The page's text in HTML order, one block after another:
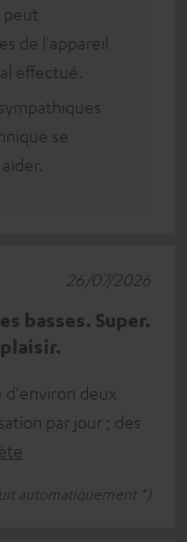
peut
de l'appareil
effectué.
se
basses. Super.
d'environ deux
par jour ; des
automatiquement *)
26/07/2026